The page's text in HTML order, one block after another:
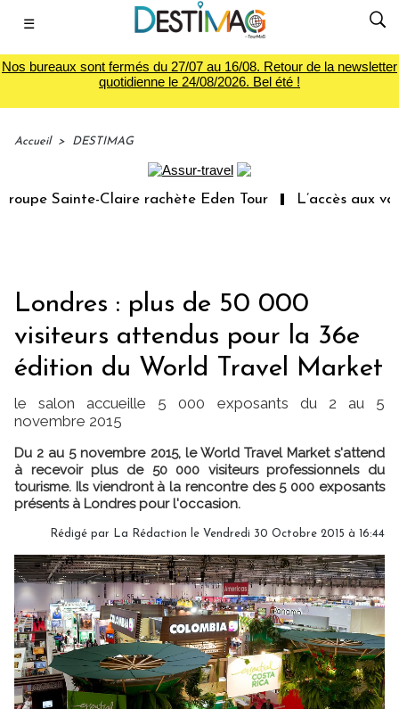
☰
Nos bureaux sont fermés du 27/07 au 16/08. Retour de la newsletter
quotidienne le 24/08/2026. Bel été !
Accueil > DESTIMAG
Sainte-Claire rachète Eden Tour L’accès aux
Londres : plus de 50 000
visiteurs attendus pour la 36e
édition du World Travel Market
le salon accueille 5 000 exposants du 2 au 5
novembre 2015
Du 2 au 5 novembre 2015, le World Travel Market s'attend
à recevoir plus de 50 000 visiteurs professionnels du
tourisme. Ils viendront à la rencontre des 5 000 exposants
présents à Londres pour l'occasion.
Rédigé par La Rédaction le Vendredi 30 Octobre 2015 à 16:44